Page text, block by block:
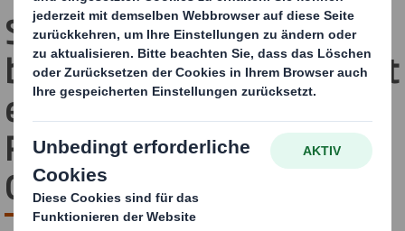
Schokolade von ihrer
besten Seite - DS Smith ist
exklusiver Packaging
Partner von Tony's
Chocolonely